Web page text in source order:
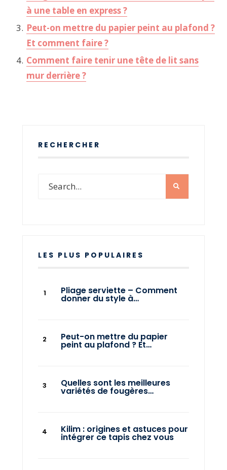
à une table en express ?
Peut-on mettre du papier peint au plafond ?
Et comment faire ?
Comment faire tenir une tête de lit sans
mur derrière ?
RECHERCHER
LES PLUS POPULAIRES
Pliage serviette – Comment
donner du style à…
Peut-on mettre du papier
peint au plafond ? Et…
Quelles sont les meilleures
variétés de fougères…
Kilim : origines et astuces pour
intégrer ce tapis chez vous